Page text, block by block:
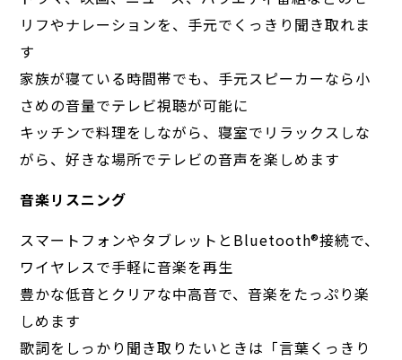
リフやナレーションを、手元でくっきり聞き取れま
す
家族が寝ている時間帯でも、手元スピーカーなら小
さめの音量でテレビ視聴が可能に
キッチンで料理をしながら、寝室でリラックスしな
がら、好きな場所でテレビの音声を楽しめます
音楽リスニング
スマートフォンやタブレットとBluetooth®︎接続で、
ワイヤレスで手軽に音楽を再生
豊かな低音とクリアな中高音で、音楽をたっぷり楽
しめます
歌詞をしっかり聞き取りたいときは「言葉くっきり